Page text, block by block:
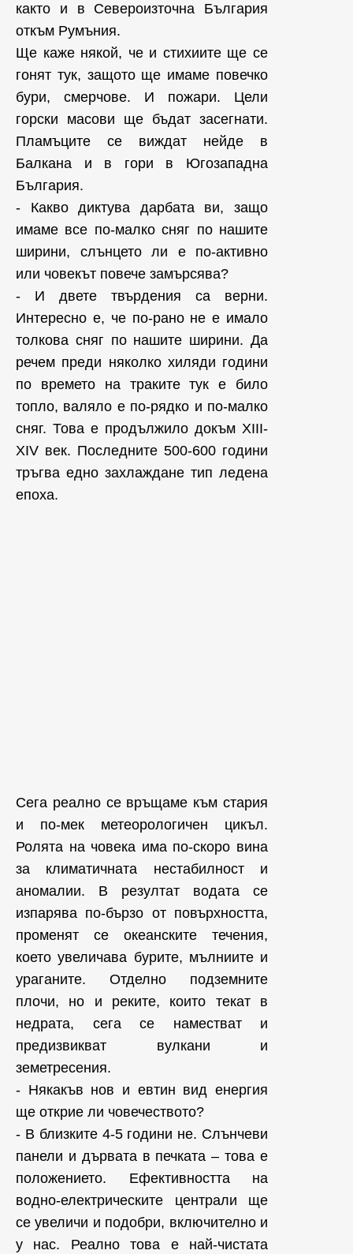
както и в Североизточна България
откъм Румъния.
Ще каже някой, че и стихиите ще се
гонят тук, защото ще имаме повечко
бури, смерчове. И пожари. Цели
горски масови ще бъдат засегнати.
Пламъците се виждат нейде в
Балкана и в гори в Югозападна
България.
- Какво диктува дарбата ви, защо
имаме все по-малко сняг по нашите
ширини, слънцето ли е по-активно
или човекът повече замърсява?
- И двете твърдения са верни.
Интересно е, че по-рано не е имало
толкова сняг по нашите ширини. Да
речем преди няколко хиляди години
по времето на траките тук е било
топло, валяло е по-рядко и по-малко
сняг. Това е продължило докъм XIII-
XIV век. Последните 500-600 години
тръгва едно захлаждане тип ледена
епоха.
Сега реално се връщаме към стария
и по-мек метеорологичен цикъл.
Ролята на човека има по-скоро вина
за климатичната нестабилност и
аномалии. В резултат водата се
изпарява по-бързо от повърхността,
променят се океанските течения,
което увеличава бурите, мълниите и
ураганите. Отделно подземните
плочи, но и реките, които текат в
недрата, сега се наместват и
предизвикват вулкани и
земетресения.
- Някакъв нов и евтин вид енергия
ще открие ли човечеството?
- В близките 4-5 години не. Слънчеви
панели и дървата в печката – това е
положението. Ефективността на
водно-електрическите централи ще
се увеличи и подобри, включително и
у нас. Реално това е най-чистата